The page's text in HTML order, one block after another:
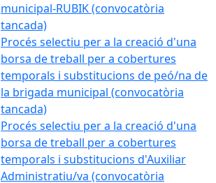
municipal-RUBIK (convocatòria
tancada)
Procés selectiu per a la creació d'una
borsa de treball per a cobertures
temporals i substitucions de peó/na de
la brigada municipal (convocatòria
tancada)
Procés selectiu per a la creació d'una
borsa de treball per a cobertures
temporals i substitucions d'Auxiliar
Administratiu/va (convocatòria